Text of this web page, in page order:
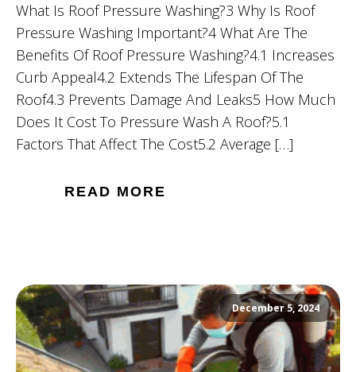
What Is Roof Pressure Washing?3 Why Is Roof
Pressure Washing Important?4 What Are The
Benefits Of Roof Pressure Washing?4.1 Increases
Curb Appeal4.2 Extends The Lifespan Of The
Roof4.3 Prevents Damage And Leaks5 How Much
Does It Cost To Pressure Wash A Roof?5.1
Factors That Affect The Cost5.2 Average […]
READ MORE
December 5, 2024